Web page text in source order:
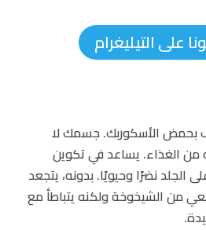
على التيليغرام
بحمض الأسكوربك. جسمك لا
الغذاء. يساعد في تكوين
الجلد نضرًا وحيويًا. بدونه، يتجعد
من الشيخوخة ولكنه يتباطأ مع